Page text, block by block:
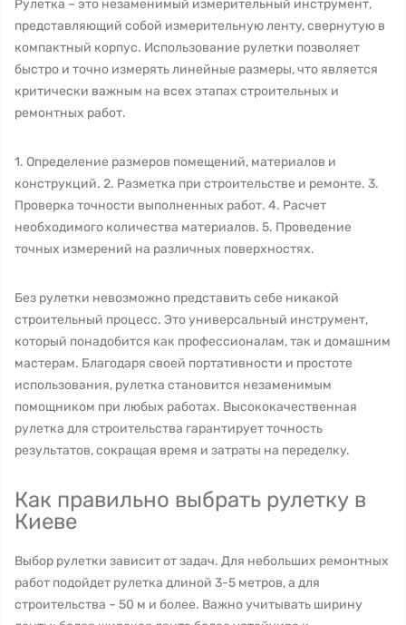
Рулетка – это незаменимый измерительный инструмент,
представляющий собой измерительную ленту, свернутую в
компактный корпус. Использование рулетки позволяет
быстро и точно измерять линейные размеры, что является
критически важным на всех этапах строительных и
ремонтных работ.
1. Определение размеров помещений, материалов и
конструкций. 2. Разметка при строительстве и ремонте. 3.
Проверка точности выполненных работ. 4. Расчет
необходимого количества материалов. 5. Проведение
точных измерений на различных поверхностях.
Без рулетки невозможно представить себе никакой
строительный процесс. Это универсальный инструмент,
который понадобится как профессионалам, так и домашним
мастерам. Благодаря своей портативности и простоте
использования, рулетка становится незаменимым
помощником при любых работах. Высококачественная
рулетка для строительства гарантирует точность
результатов, сокращая время и затраты на переделку.
Как правильно выбрать рулетку в
Киеве
Выбор рулетки зависит от задач. Для небольших ремонтных
работ подойдет рулетка длиной 3-5 метров, а для
строительства – 50 м и более. Важно учитывать ширину